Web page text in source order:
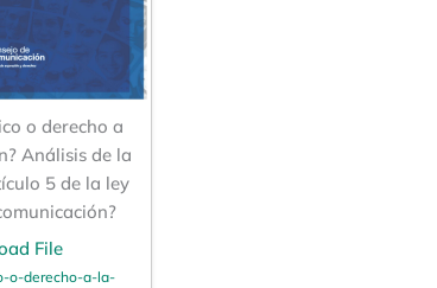
o derecho a
Análisis de la
5 de la ley
File
o-derecho-a-la-